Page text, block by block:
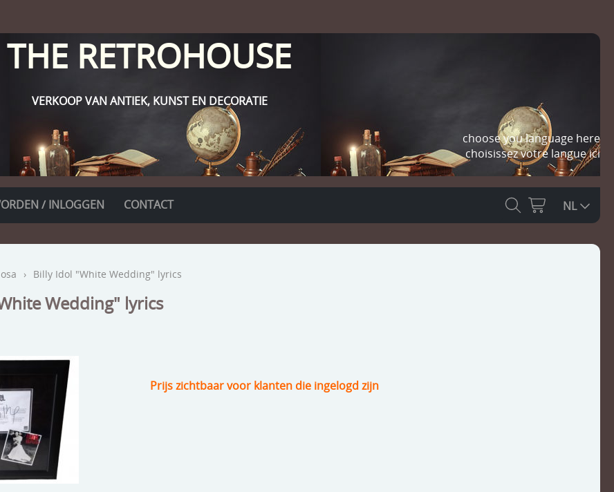
THE RETROHOUSE
VERKOOP VAN ANTIEK, KUNST EN DECORATIE
choose you language here
choisissez votre langue ici
/ INLOGGEN CONTACT NL
› Billy Idol "White Wedding" lyrics
Wedding" lyrics
Prijs zichtbaar voor klanten die ingelogd zijn